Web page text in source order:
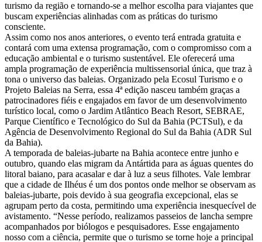
turismo da região e tornando-se a melhor escolha para viajantes que
buscam experiências alinhadas com as práticas do turismo
consciente.
Assim como nos anos anteriores, o evento terá entrada gratuita e
contará com uma extensa programação, com o compromisso com a
educação ambiental e o turismo sustentável. Ele oferecerá uma
ampla programação de experiência multissensorial única, que traz à
tona o universo das baleias. Organizado pela Ecosul Turismo e o
Projeto Baleias na Serra, essa 4ª edição nasceu também graças a
patrocinadores fiéis e engajados em favor de um desenvolvimento
turístico local, como o Jardim Atlântico Beach Resort, SEBRAE,
Parque Científico e Tecnológico do Sul da Bahia (PCTSul), e da
Agência de Desenvolvimento Regional do Sul da Bahia (ADR Sul
da Bahia).
A temporada de baleias-jubarte na Bahia acontece entre junho e
outubro, quando elas migram da Antártida para as águas quentes do
litoral baiano, para acasalar e dar à luz a seus filhotes. Vale lembrar
que a cidade de Ilhéus é um dos pontos onde melhor se observam as
baleias-jubarte, pois devido à sua geografia excepcional, elas se
agrupam perto da costa, permitindo uma experiência inesquecível de
avistamento. “Nesse período, realizamos passeios de lancha sempre
acompanhados por biólogos e pesquisadores. Esse engajamento
nosso com a ciência, permite que o turismo se torne hoje a principal